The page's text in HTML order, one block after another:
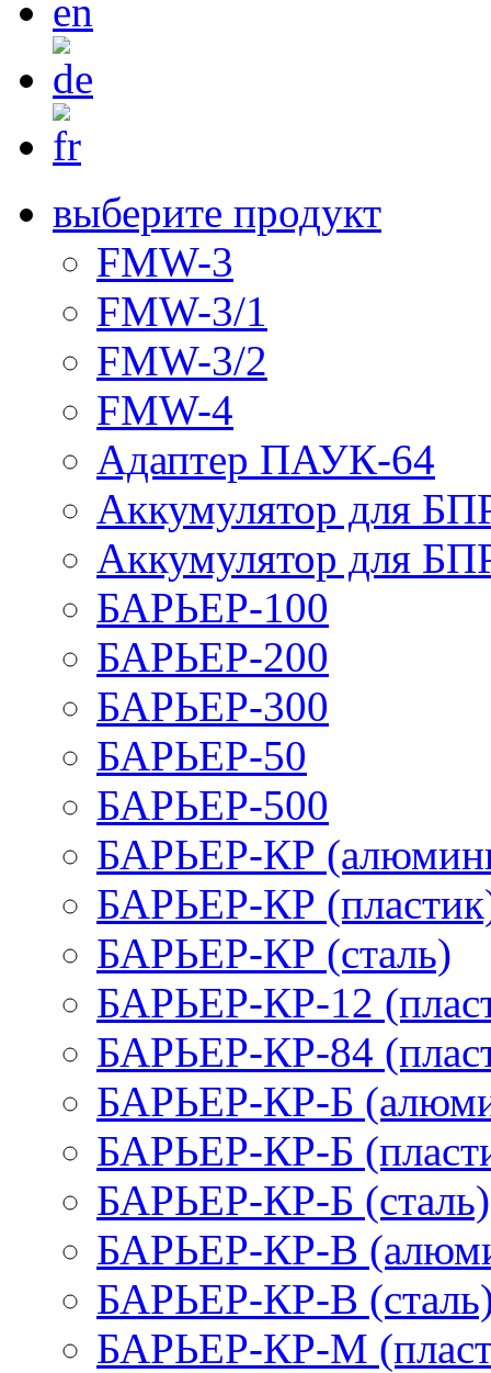
выберите продукт
FMW-3
FMW-3/1
FMW-3/2
FMW-4
Адаптер ПАУК-64
Аккумулятор для
Аккумулятор для
БАРЬЕР-100
БАРЬЕР-200
БАРЬЕР-300
БАРЬЕР-50
БАРЬЕР-500
БАРЬЕР-КР
БАРЬЕР-КР
БАРЬЕР-КР (сталь)
БАРЬЕР-КР-12
БАРЬЕР-КР-84
БАРЬЕР-КР-Б
БАРЬЕР-КР-Б
БАРЬЕР-КР-Б (сталь)
БАРЬЕР-КР-В
БАРЬЕР-КР-В
БАРЬЕР-КР-М